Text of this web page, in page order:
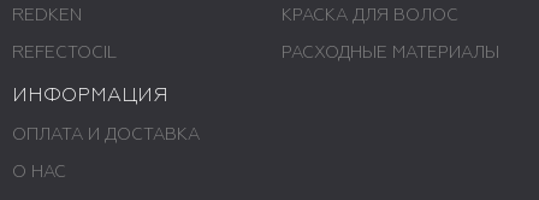
REDKEN
REFECTOCIL
КРАСКА ДЛЯ ВОЛОС
РАСХОДНЫЕ МАТЕРИАЛЫ
ИНФОРМАЦИЯ
ОПЛАТА И ДОСТАВКА
О НАС